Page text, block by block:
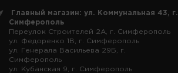
Главный магазин: ул. Коммунальная 43, г.
Симферополь
Переулок Строителей 2А, г. Симферополь
ул. Федоренко 1В, г. Симферополь
ул. Генерала Васильева 29Б, г.
Симферополь
ул. Кубанская 9, г. Симферополь